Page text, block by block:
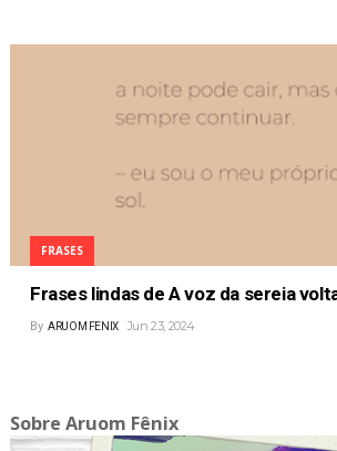
FRASES
Frases lindas de A voz da sereia
By ARUOM FENIX Jun 23, 2024
Sobre Aruom Fênix